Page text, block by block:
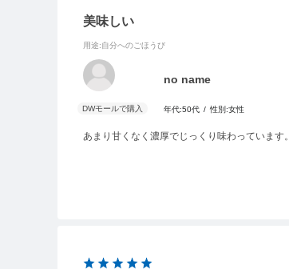
美味しい
用途:自分へのごほうび
no name
年代:50代 性別:女性
あまり甘くなく濃厚でじっくり味わっています。